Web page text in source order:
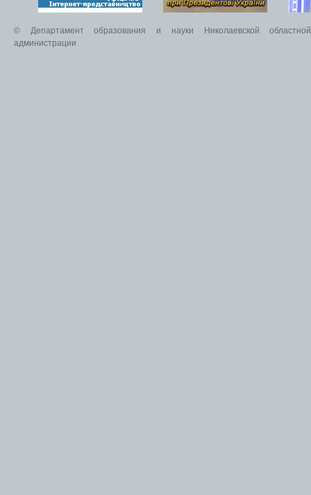
© Департамент образования и науки Николаевской областной
администрации